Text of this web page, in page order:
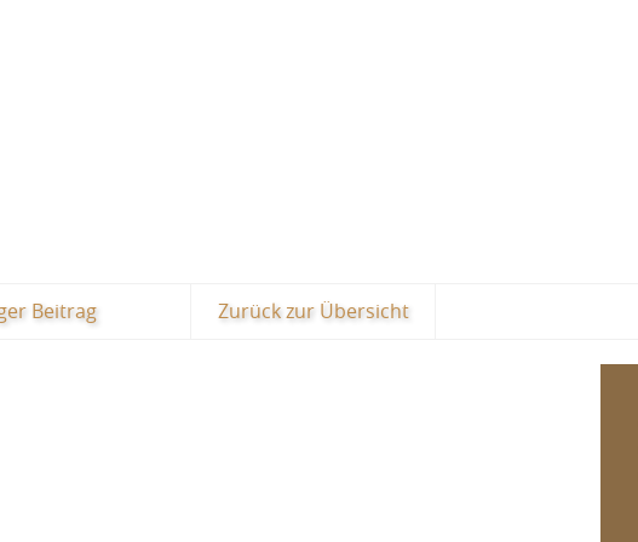
Beitrag Zurück zur Übersicht